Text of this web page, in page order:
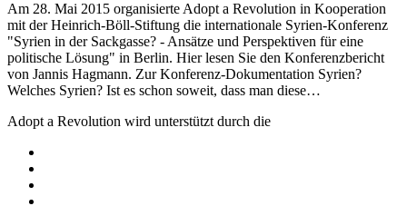
Am 28. Mai 2015 organisierte Adopt a Revolution in Kooperation
mit der Heinrich-Böll-Stiftung die internationale Syrien-Konferenz
"Syrien in der Sackgasse? - Ansätze und Perspektiven für eine
politische Lösung" in Berlin. Hier lesen Sie den Konferenzbericht
von Jannis Hagmann. Zur Konferenz-Dokumentation Syrien?
Welches Syrien? Ist es schon soweit, dass man diese…
Adopt a Revolution wird unterstützt durch die